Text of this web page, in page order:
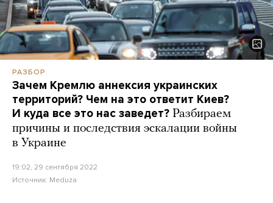
РАЗБОР
Зачем Кремлю аннексия украинских
территорий? Чем на это ответит Киев?
И куда все это нас заведет? Разбираем
причины и последствия эскалации войны
в Украине
19:02, 29 сентября 2022
Источник: Meduza